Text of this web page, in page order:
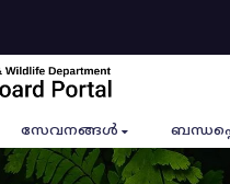
സേവനങ്ങൾ